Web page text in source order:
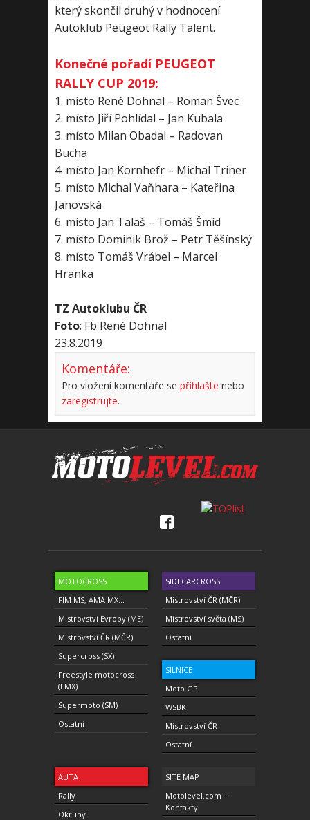
který skončil druhý v hodnocení
Autoklub Peugeot Rally Talent.
Konečné pořadí PEUGEOT
RALLY CUP 2019:
1. místo René Dohnal – Roman Švec
2. místo Jiří Pohlídal – Jan Kubala
3. místo Milan Obadal – Radovan
Bucha
4. místo Jan Kornhefr – Michal Triner
5. místo Michal Vaňhara – Kateřina
Janovská
6. místo Jan Talaš – Tomáš Šmíd
7. místo Dominik Brož – Petr Těšínský
8. místo Tomáš Vrábel – Marcel
Hranka
TZ Autoklubu ČR
Foto: Fb René Dohnal
23.8.2019
Komentáře:
Pro vložení komentáře se přihlašte nebo
zaregistrujte.
MOTOCROSS
FIM MS, AMA MX...
Mistrovství Evropy (ME)
Mistrovství ČR (MČR)
Supercross (SX)
Freestyle motocross
(FMX)
Supermoto (SM)
Ostatní
SIDECARCROSS
Mistrovství ČR (MČR)
Mistrovství světa (MS)
Ostatní
SILNICE
Moto GP
WSBK
Mistrovství ČR
Ostatní
AUTA
Rally
Okruhy
SITE MAP
Motolevel.com +
Kontakty